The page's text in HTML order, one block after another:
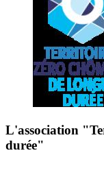
L'association
durée"